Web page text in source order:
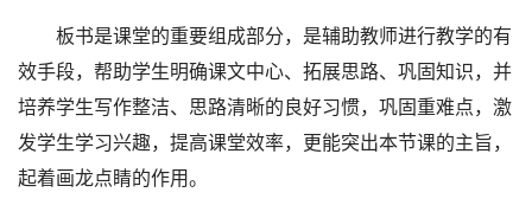
板书是课堂的重要组成部分，是辅助教师进行教学的有
效手段，帮助学生明确课文中心、拓展思路、巩固知识，并
培养学生写作整洁、思路清晰的良好习惯，巩固重难点，激
发学生学习兴趣，提高课堂效率，更能突出本节课的主旨，
起着画龙点睛的作用。